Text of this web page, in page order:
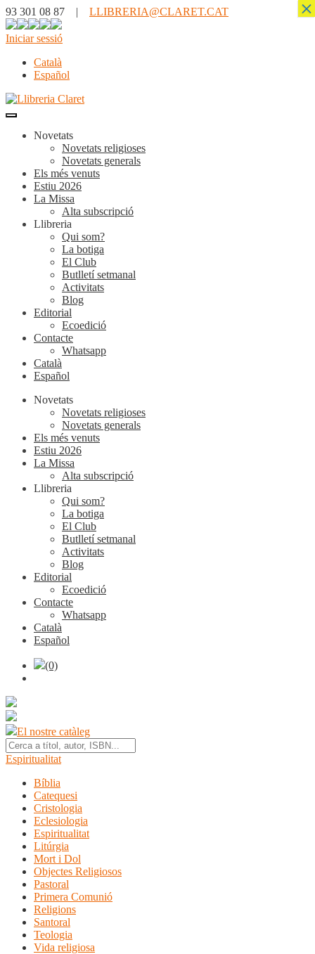
93 301 08 87 | LLIBRERIA@CLARET.CAT
Iniciar sessió
Català
Español
Novetats
Novetats religioses
Novetats generals
Els més venuts
Estiu 2026
La Missa
Alta subscripció
Llibreria
Qui som?
La botiga
El Club
Butlletí setmanal
Activitats
Blog
Editorial
Ecoedició
Contacte
Whatsapp
Català
Español
Novetats
Novetats religioses
Novetats generals
Els més venuts
Estiu 2026
La Missa
Alta subscripció
Llibreria
Qui som?
La botiga
El Club
Butlletí setmanal
Activitats
Blog
Editorial
Ecoedició
Contacte
Whatsapp
Català
Español
(0)
El nostre catàleg
Espiritualitat
Bíblia
Catequesi
Cristologia
Eclesiologia
Espiritualitat
Litúrgia
Mort i Dol
Objectes Religiosos
Pastoral
Primera Comunió
Religions
Santoral
Teologia
Vida religiosa
×